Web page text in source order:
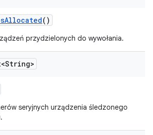
Allocated()
przydzielonych do wywołania.
seryjnych urządzenia śledzonego